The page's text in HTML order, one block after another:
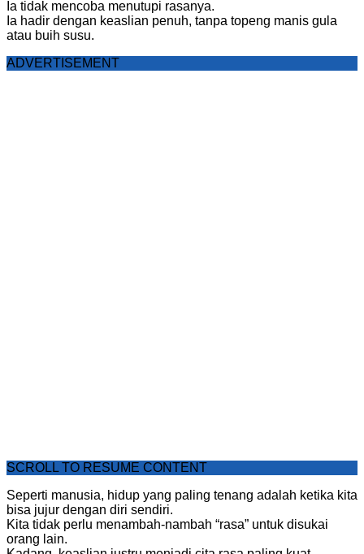
Ia tidak mencoba menutupi rasanya.
Ia hadir dengan keaslian penuh, tanpa topeng manis gula
atau buih susu.
ADVERTISEMENT
SCROLL TO RESUME CONTENT
Seperti manusia, hidup yang paling tenang adalah ketika kita
bisa jujur dengan diri sendiri.
Kita tidak perlu menambah-nambah “rasa” untuk disukai
orang lain.